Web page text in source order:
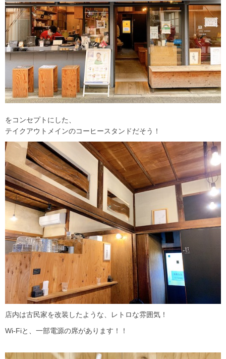
をコンセプトにした、
テイクアウトメインのコーヒースタンドだそう！
店内は古民家を改装したような、レトロな雰囲気！
Wi-Fiと、一部電源の席があります！！